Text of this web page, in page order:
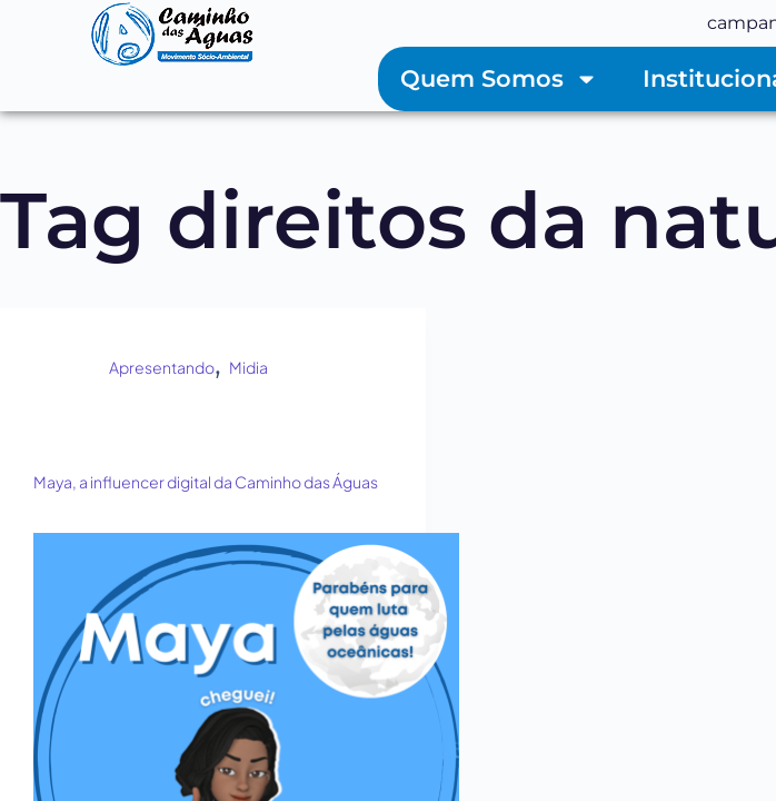
Quem Somos
Tag direitos da
Apresentando, Midia
Maya, a influencer digital da Caminho das Águas